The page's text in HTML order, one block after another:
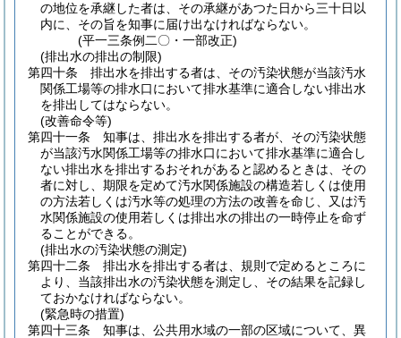
の地位を承継した者は、その承継があつた日から三十日以
内に、その旨を知事に届け出なければならない。
(平一三条例二〇・一部改正)
(排出水の排出の制限)
第四十条
排出水を排出する者は、その汚染状態が当該汚水
関係工場等の排水口において排水基準に適合しない排出水
を排出してはならない。
(改善命令等)
第四十一条
知事は、排出水を排出する者が、その汚染状態
が当該汚水関係工場等の排水口において排水基準に適合し
ない排出水を排出するおそれがあると認めるときは、その
者に対し、期限を定めて汚水関係施設の構造若しくは使用
の方法若しくは汚水等の処理の方法の改善を命じ、又は汚
水関係施設の使用若しくは排出水の排出の一時停止を命ず
ることができる。
(排出水の汚染状態の測定)
第四十二条
排出水を排出する者は、規則で定めるところに
より、当該排出水の汚染状態を測定し、その結果を記録し
ておかなければならない。
(緊急時の措置)
第四十三条
知事は、公共用水域の一部の区域について、異